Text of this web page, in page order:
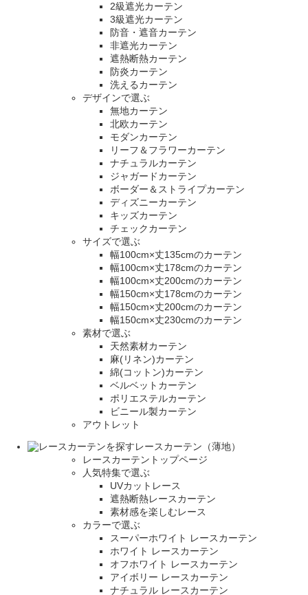
2級遮光カーテン
3級遮光カーテン
防音・遮音カーテン
非遮光カーテン
遮熱断熱カーテン
防炎カーテン
洗えるカーテン
デザインで選ぶ
無地カーテン
北欧カーテン
モダンカーテン
リーフ＆フラワーカーテン
ナチュラルカーテン
ジャガードカーテン
ボーダー＆ストライプカーテン
ディズニーカーテン
キッズカーテン
チェックカーテン
サイズで選ぶ
幅100cm×丈135cmのカーテン
幅100cm×丈178cmのカーテン
幅100cm×丈200cmのカーテン
幅150cm×丈178cmのカーテン
幅150cm×丈200cmのカーテン
幅150cm×丈230cmのカーテン
素材で選ぶ
天然素材カーテン
麻(リネン)カーテン
綿(コットン)カーテン
ベルベットカーテン
ポリエステルカーテン
ビニール製カーテン
アウトレット
レースカーテン（薄地）
レースカーテントップページ
人気特集で選ぶ
UVカットレース
遮熱断熱レースカーテン
素材感を楽しむレース
カラーで選ぶ
スーパーホワイト レースカーテン
ホワイト レースカーテン
オフホワイト レースカーテン
アイボリー レースカーテン
ナチュラル レースカーテン